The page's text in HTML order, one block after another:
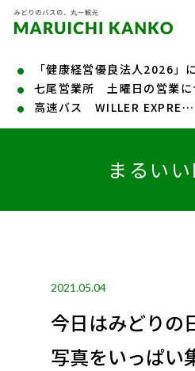
「健康経営優良法人2026」
七尾営業所 土曜日の営業に
高速バス WILLER EXPRE…
まるい
2021.05.04
今日はみどりの
写真をいっぱい